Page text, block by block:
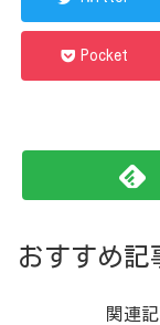
Pocket
おすすめ記
関連